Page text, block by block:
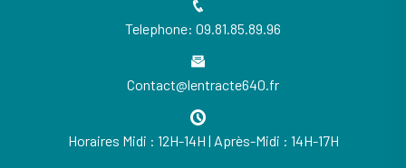
Telephone: 09.81.85.89.96
Contact@lentracte640.fr
Horaires Midi : 12H-14H | Après-Midi : 14H-17H